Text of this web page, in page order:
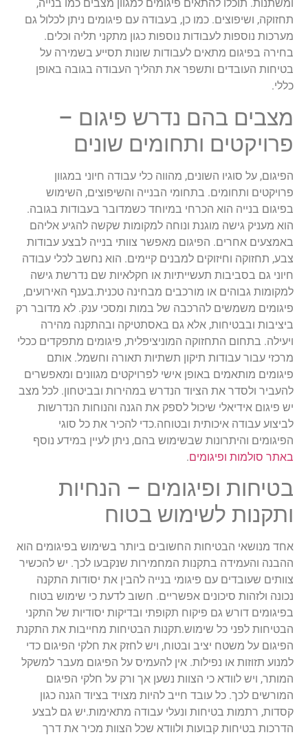
ומשתנות. תוכלו להתאים פיגומים למגוון מצבים כמו בנייה,
תחזוקה, ושיפוצים. כמו כן, בעבודה עם פיגומים ניתן לכלול גם
מערכות נוספות לעבודות נוספות כגון מתקני תליה וכלים.
בחירה בפיגום מתאים לעבודות שונות תסייע בשמירה על
בטיחות העובדים ותשפר את תהליך העבודה בגובה באופן
כללי.
מצבים בהם נדרש פיגום –
פרויקטים ותחומים שונים
הפיגום, על סוגיו השונים, מהווה כלי עבודה חיוני במגוון
פרויקטים ותחומים. בתחומי הבנייה והשיפוצים, השימוש
בפיגום בנייה הוא הכרחי במיוחד כשמדובר בעבודות בגובה.
הוא מעניק גישה מוגנת ונוחה למקומות שקשה להגיע אליהם
באמצעים אחרים. הפיגום מאפשר צוותי בנייה לבצע עבודות
צבע, תחזוקה וחיזוקים למבנים קיימים. הוא נחשב לכלי עבודה
חיוני גם בסביבות תעשייתיות או חקלאיות שם נדרשת גישה
למקומות גבוהים או מורכבים מבחינה טכנית.בענף האירועים,
פיגומים משמשים להרכבה של במות ומסכי ענק. לא מדובר רק
ביציבות ובבטיחות, אלא גם באסתטיקה ובהתקנה מהירה
ויעילה. בתחום התחזוקה המוניציפלית, פיגומים מתפקדים ככלי
מרכזי עבור עבודות תיקון תשתיות תאורה וחשמל. אותם
פיגומים מותאמים באופן אישי לפרויקטים מגוונים ומאפשרים
להעביר ולסדר את הציוד הנדרש במהירות ובביטחון. לכל מצב
יש פיגום אידיאלי שיכול לספק את הגנה והנוחות הנדרשות
לביצוע עבודה איכותית ובטוחה.כדי להכיר את כל סוגי
הפיגומים והיתרונות שבשימוש בהם, ניתן לעיין במידע נוסף
באתר סולמות ופיגומים.
בטיחות ופיגומים – הנחיות
ותקנות לשימוש בטוח
אחד מנושאי הבטיחות החשובים ביותר בשימוש בפיגומים הוא
ההבנה והעמידה בתקנות המחמירות שנקבעו לכך. יש להכשיר
צוותים שעובדים עם פיגומי בנייה להבין את יסודות התקנה
נכונה ולזהות סיכונים אפשריים. חשוב לדעת כי שימוש בטוח
בפיגומים דורש גם פיקוח תקופתי ובדיקות יסודיות של התקני
הבטיחות לפני כל שימוש.תקנות הבטיחות מחייבות את התקנת
הפיגום על משטח יציב ובטוח, ויש לחזק את חלקי הפיגום כדי
למנוע תזוזות או נפילות. אין להעמיס על הפיגום מעבר למשקל
המותר, ויש לוודא כי הצוות נשען אך ורק על חלקי הפיגום
המורשים לכך. כל עובד חייב להיות מצויד בציוד הגנה כגון
קסדות, רתמות בטיחות ונעלי עבודה מתאימות.יש גם לבצע
הדרכות בטיחות קבועות ולוודא שכל הצוות מכיר את דרך